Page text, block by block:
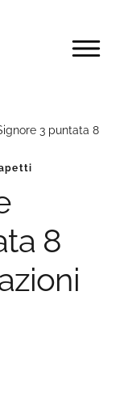
MENU
3 puntata 8
8